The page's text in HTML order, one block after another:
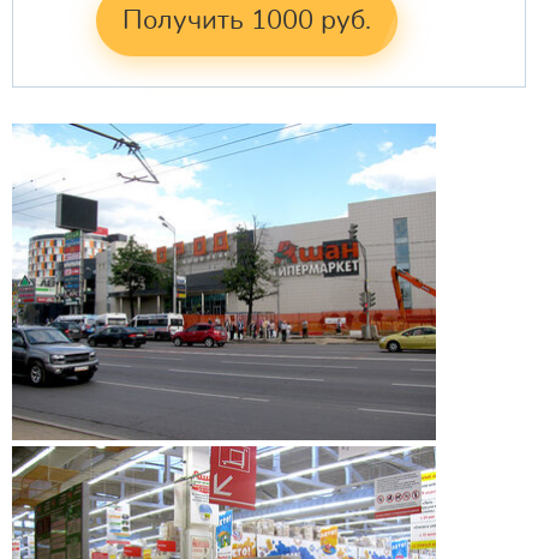
Получить 1000 руб.